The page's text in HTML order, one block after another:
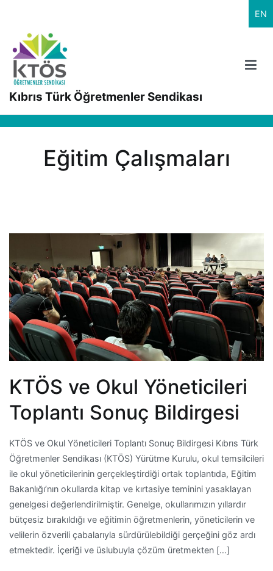
EN
Kıbrıs Türk Öğretmenler Sendikası
Eğitim Çalışmaları
KTÖS ve Okul Yöneticileri
Toplantı Sonuç Bildirgesi
KTÖS ve Okul Yöneticileri Toplantı Sonuç Bildirgesi Kıbrıs Türk
Öğretmenler Sendikası (KTÖS) Yürütme Kurulu, okul temsilcileri
ile okul yöneticilerinin gerçekleştirdiği ortak toplantıda, Eğitim
Bakanlığı’nın okullarda kitap ve kırtasiye teminini yasaklayan
genelgesi değerlendirilmiştir. Genelge, okullarımızın yıllardır
bütçesiz bırakıldığı ve eğitimin öğretmenlerin, yöneticilerin ve
velilerin özverili çabalarıyla sürdürülebildiği gerçeğini göz ardı
etmektedir. İçeriği ve üslubuyla çözüm üretmekten […]